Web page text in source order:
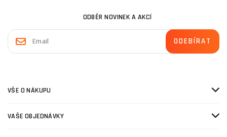
ODBĚR NOVINEK A AKCÍ
VŠE O NÁKUPU
VAŠE OBJEDNÁVKY